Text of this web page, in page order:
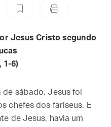
Jesus Cristo segundo
1-6)
de sábado, Jesus foi
chefes dos fariseus. E
de Jesus, havia um